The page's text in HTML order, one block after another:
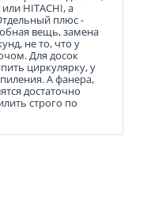
HITACHI, а
плюс -
вещь, замена
не то, что у
Для досок
циркулярку, у
А фанера,
достаточно
строго по